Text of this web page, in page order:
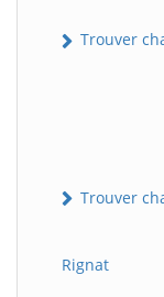
Trouver
Trouver
Rignat